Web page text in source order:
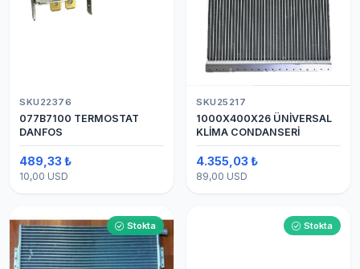
SKU22376
077B7100 TERMOSTAT
DANFOS
489,33 ₺
10,00 USD
SKU25217
1000X400X26 ÜNİVERSAL
KLİMA CONDANSERİ
4.355,03 ₺
89,00 USD
Stokta Stokta